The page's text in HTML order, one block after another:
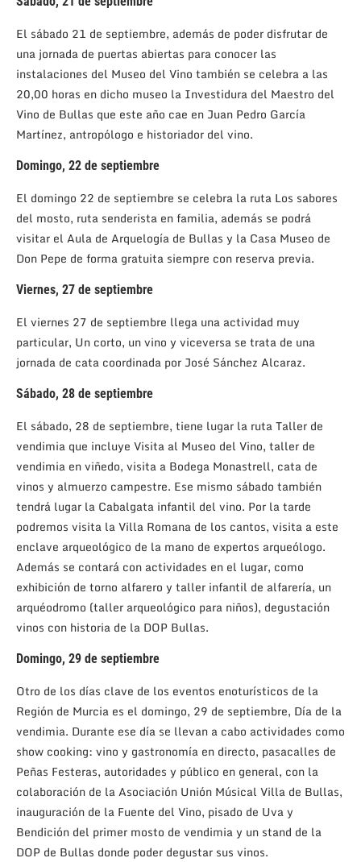
El sábado 21 de septiembre, además de poder disfrutar de
una jornada de puertas abiertas para conocer las
instalaciones del Museo del Vino también se celebra a las
20,00 horas en dicho museo la Investidura del Maestro del
Vino de Bullas que este año cae en Juan Pedro García
Martínez, antropólogo e historiador del vino.
Domingo, 22 de septiembre
El domingo 22 de septiembre se celebra la ruta Los sabores
del mosto, ruta senderista en familia, además se podrá
visitar el Aula de Arquelogía de Bullas y la Casa Museo de
Don Pepe de forma gratuita siempre con reserva previa.
Viernes, 27 de septiembre
El viernes 27 de septiembre llega una actividad muy
particular, Un corto, un vino y viceversa se trata de una
jornada de cata coordinada por José Sánchez Alcaraz.
Sábado, 28 de septiembre
El sábado, 28 de septiembre, tiene lugar la ruta Taller de
vendimia que incluye Visita al Museo del Vino, taller de
vendimia en viñedo, visita a Bodega Monastrell, cata de
vinos y almuerzo campestre. Ese mismo sábado también
tendrá lugar la Cabalgata infantil del vino. Por la tarde
podremos visita la Villa Romana de los cantos, visita a este
enclave arqueológico de la mano de expertos arqueólogo.
Además se contará con actividades en el lugar, como
exhibición de torno alfarero y taller infantil de alfarería, un
arquéodromo (taller arqueológico para niños), degustación
vinos con historia de la DOP Bullas.
Domingo, 29 de septiembre
Otro de los días clave de los eventos enoturísticos de la
Región de Murcia es el domingo, 29 de septiembre, Día de la
vendimia. Durante ese día se llevan a cabo actividades como
show cooking: vino y gastronomía en directo, pasacalles de
Peñas Festeras, autoridades y público en general, con la
colaboración de la Asociación Unión Músical Villa de Bullas,
inauguración de la Fuente del Vino, pisado de Uva y
Bendición del primer mosto de vendimia y un stand de la
DOP de Bullas donde poder degustar sus vinos.